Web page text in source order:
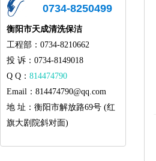
0734-8250499
衡阳市天成清洗保洁
工程部：0734-8210662
投 诉：0734-8149018
Q Q： 814474790
Email：814474790@qq.com
地 址：衡阳市解放路69号 (红
旗大剧院斜对面)